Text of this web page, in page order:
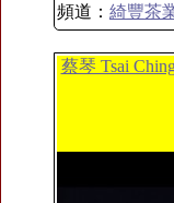
頻道： 綺豐茶
蔡琴 Tsai